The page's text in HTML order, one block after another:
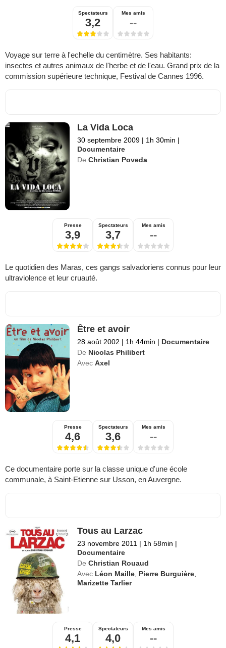
Spectateurs
3,2
Mes amis
--
Voyage sur terre à l'echelle du centimètre. Ses habitants:
insectes et autres animaux de l'herbe et de l'eau. Grand prix de la
commission supérieure technique, Festival de Cannes 1996.
La Vida Loca
30 septembre 2009 | 1h 30min |
Documentaire
De Christian Poveda
Presse
3,9
Spectateurs
3,7
Mes amis
--
Le quotidien des Maras, ces gangs salvadoriens connus pour leur
ultraviolence et leur cruauté.
Être et avoir
28 août 2002 | 1h 44min | Documentaire
De Nicolas Philibert
Avec Axel
Presse
4,6
Spectateurs
3,6
Mes amis
--
Ce documentaire porte sur la classe unique d'une école
communale, à Saint-Etienne sur Usson, en Auvergne.
Tous au Larzac
23 novembre 2011 | 1h 58min |
Documentaire
De Christian Rouaud
Avec Léon Maille Pierre Burguière
Marizette Tarlier
Presse
4,1
Spectateurs
4,0
Mes amis
--